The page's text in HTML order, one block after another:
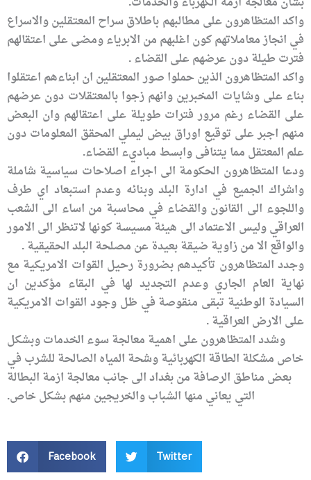
واكد المتظاهرون على مطالبهم باطلاق سراح المعتقلين والاسراع
في انجاز معاملاتهم كون اغلبهم من الابرياء ومضى على اعتقالهم
فترت طيلة دون عرضهم على القضاء .
واكد المتظاهرون الذين حملوا صور المعتقلين ان ابناءهم اعتقلوا
بناء على وشايات المخبرين وانهم زجوا بالمعتقلات دون عرضهم
على القضاء رغم مرور فترات طويلة على اعتقالهم وان البعض
منهم اجبر على توقيع اوراق بيض ليملي المحقق المعلومات دون
علم المعتقل مما يتنافى وابسط مباديء القضاء.
ودعا المتظاهرون الحكومة الى اجراء اصلاحات سياسية شاملة
واشراك الجميع في ادارة البلد وبنائه وعدم استبعاد اي طرف
واللجوء الى القانون والقضاء في محاسبة من اساء الى الشعب
العراقي وليس الاعتماد الى هيئة مسيسة كونها لاتنظر الى الامور
والواقع الا من زاوية ضيقة بعيدة عن مصلحة البلد الحقيقية .
وجدد المتظاهرون تأكيدهم بضرورة رحيل القوات الامريكية مع
نهاية العام الجاري وعدم التجديد لها في البقاء مؤكدين ان
السيادة الوطنية تبقى منقوصة في ظل وجود القوات الامريكية
على الارض العراقية .
وشدد المتظاهرون على اهمية معالجة سوء الخدمات وبشكل
خاص مشكلة الطاقة الكهربائية وشحة المياه الصالحة للشرب في
بعض مناطق الرصافة من بغداد الى جانب معالجة ازمة البطالة
التي يعاني منها الشباب والخريجين منهم بشكل خاص.
Facebook Twitter